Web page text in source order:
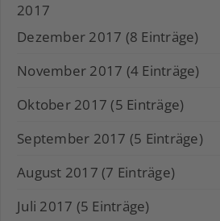
2017
Dezember 2017 (8 Einträge)
November 2017 (4 Einträge)
Oktober 2017 (5 Einträge)
September 2017 (5 Einträge)
August 2017 (7 Einträge)
Juli 2017 (5 Einträge)